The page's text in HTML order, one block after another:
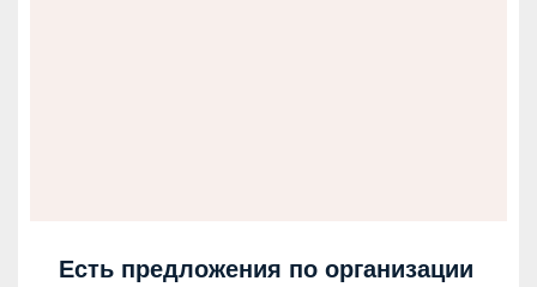
Есть предложения по организации